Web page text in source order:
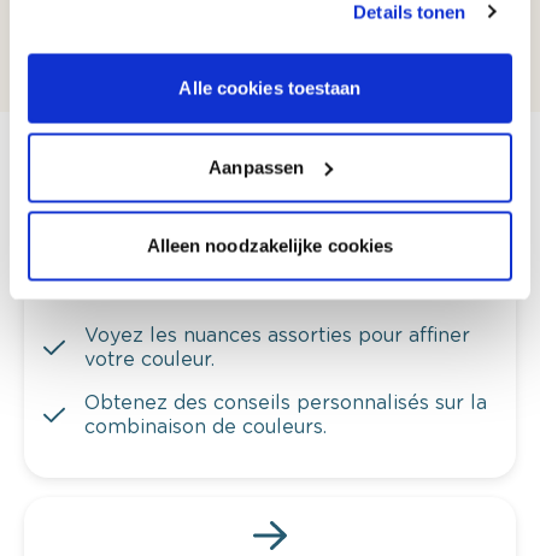
Details tonen
Alle cookies toestaan
Aanpassen
Alleen noodzakelijke cookies
Voyez votre couleur en magasin
Voyez les nuances assorties pour affiner
votre couleur.
Obtenez des conseils personnalisés sur la
combinaison de couleurs.